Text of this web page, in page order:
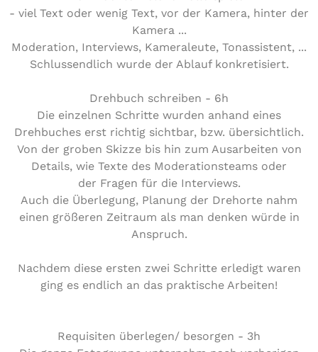
- viel Text oder wenig Text, vor der Kamera, hinter der
Kamera ...
Moderation, Interviews, Kameraleute, Tonassistent, ...
Schlussendlich wurde der Ablauf konkretisiert.
Drehbuch schreiben - 6h
Die einzelnen Schritte wurden anhand eines
Drehbuches erst richtig sichtbar, bzw. übersichtlich.
Von der groben Skizze bis hin zum Ausarbeiten von
Details, wie Texte des Moderationsteams oder
der Fragen für die Interviews.
Auch die Überlegung, Planung der Drehorte nahm
einen größeren Zeitraum als man denken würde in
Anspruch.
Nachdem diese ersten zwei Schritte erledigt waren
ging es endlich an das praktische Arbeiten!
Requisiten überlegen/ besorgen - 3h